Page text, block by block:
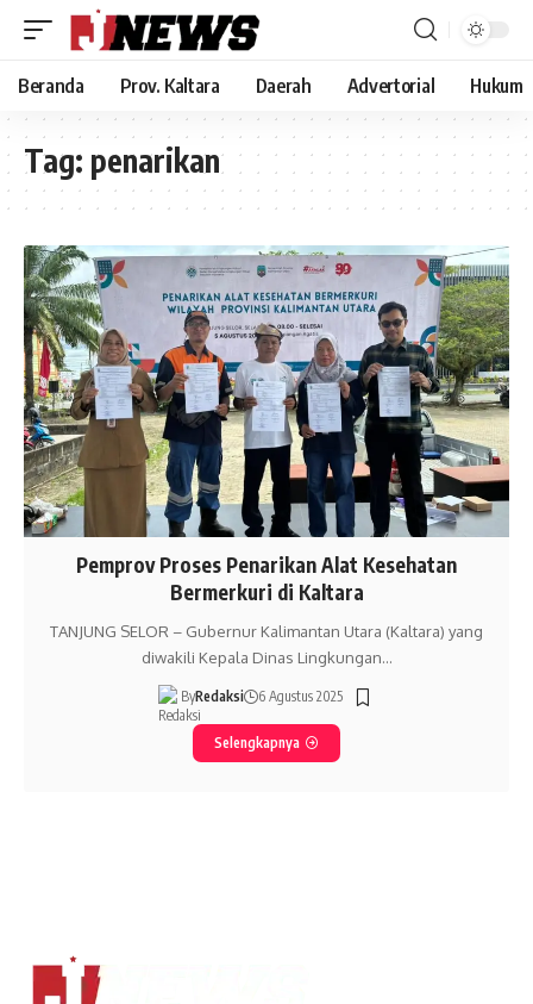
Beranda Prov. Kaltara Daerah Advertorial Hukum
Tag: penarikan
Pemprov Proses Penarikan Alat Kesehatan
Bermerkuri di Kaltara
TANJUNG SELOR – Gubernur Kalimantan Utara (Kaltara) yang
diwakili Kepala Dinas Lingkungan…
ByRedaksi 6 Agustus 2025
Selengkapnya